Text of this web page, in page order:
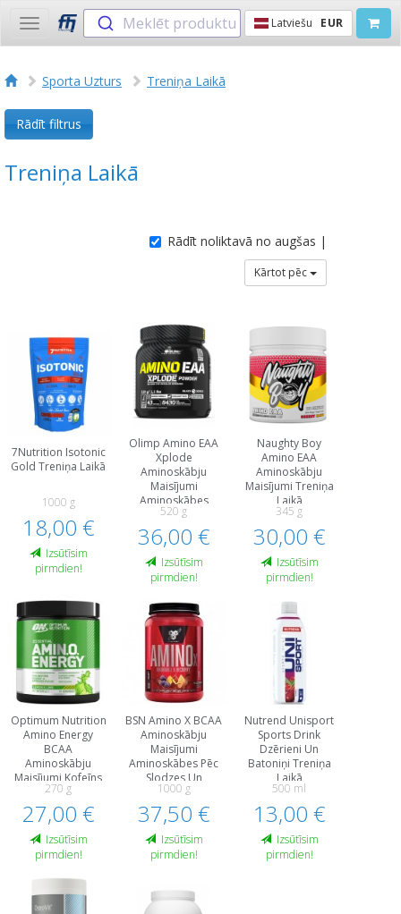
Toggle
navigation
Meklēt produktu Latviešu EUR
Sporta Uzturs Treniņa Laikā
Rādīt filtrus
Treniņa Laikā
Rādīt noliktavā no augšas |
Kārtot pēc
7Nutrition Isotonic
Gold Treniņa Laikā
1000 g
18,00 €
Izsūtīsim
pirmdien!
Olimp Amino EAA
Xplode
Aminoskābju
Maisījumi
Aminoskābes
Treniņa Laikā
520 g
36,00 €
Izsūtīsim
pirmdien!
Naughty Boy
Amino EAA
Aminoskābju
Maisījumi Treniņa
Laikā
Aminoskābes
345 g
30,00 €
Izsūtīsim
pirmdien!
Optimum Nutrition
Amino Energy
BCAA
Aminoskābju
Maisījumi Kofeīns
Aminoskābes
Treniņa Laikā
270 g
27,00 €
Izsūtīsim
pirmdien!
BSN Amino X BCAA
Aminoskābju
Maisījumi
Aminoskābes Pēc
Slodzes Un
Reģenerācija
Treniņa Laikā
1000 g
37,50 €
Izsūtīsim
pirmdien!
Nutrend Unisport
Sports Drink
Dzērieni Un
Batoniņi Treniņa
Laikā
500 ml
13,00 €
Izsūtīsim
pirmdien!